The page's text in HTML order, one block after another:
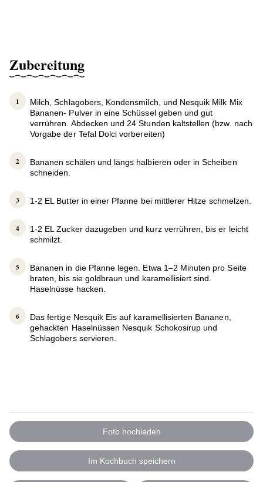
Zubereitung
Milch, Schlagobers, Kondensmilch, und Nesquik Milk Mix
Bananen- Pulver in eine Schüssel geben und gut
verrühren. Abdecken und 24 Stunden kaltstellen (bzw. nach
Vorgabe der Tefal Dolci vorbereiten)
Bananen schälen und längs halbieren oder in Scheiben
schneiden.
1-2 EL Butter in einer Pfanne bei mittlerer Hitze schmelzen.
1-2 EL Zucker dazugeben und kurz verrühren, bis er leicht
schmilzt.
Bananen in die Pfanne legen. Etwa 1–2 Minuten pro Seite
braten, bis sie goldbraun und karamellisiert sind.
Haselnüsse hacken.
Das fertige Nesquik Eis auf karamellisierten Bananen,
gehackten Haselnüssen Nesquik Schokosirup und
Schlagobers servieren.
Foto hochladen
Im Kochbuch speichern